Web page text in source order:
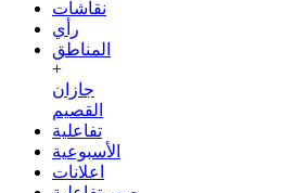
نقاشات
رأي
المناطق
+
جازان
القصيم
تفاعلية
الأسبوعية
اعلانات